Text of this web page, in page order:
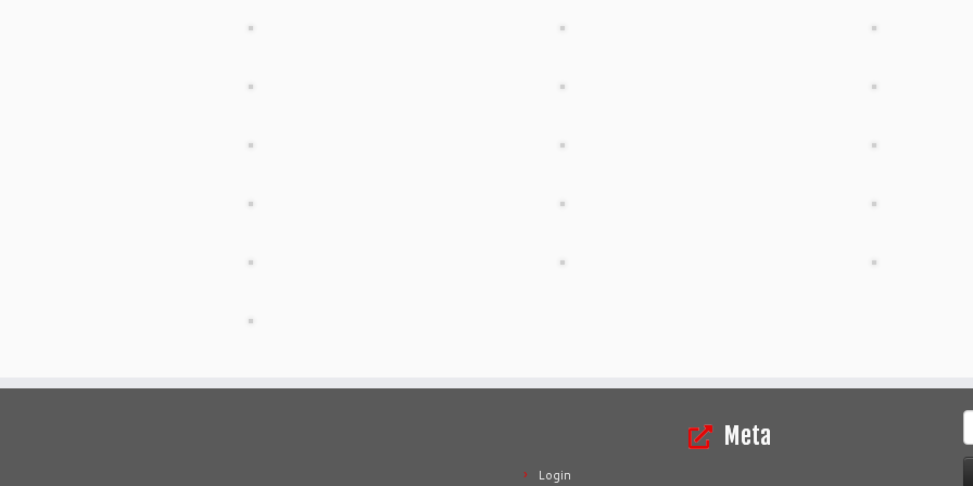
Meta
Login